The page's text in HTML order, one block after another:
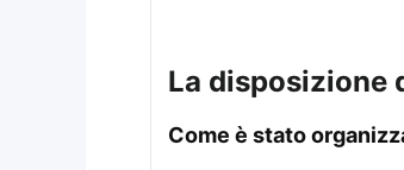
la disposizione
come è stato